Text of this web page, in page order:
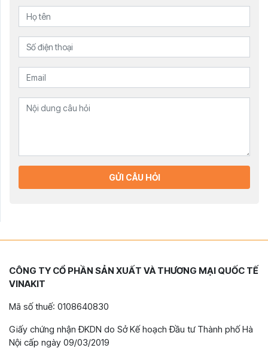
GỬI CÂU HỎI
CÔNG TY CỔ PHẦN SẢN XUẤT VÀ THƯƠNG MẠI QUỐC TẾ
VINAKIT
Mã số thuế: 0108640830
Giấy chứng nhận ĐKDN do Sở Kế hoạch Đầu tư Thành phố Hà
Nội cấp ngày 09/03/2019